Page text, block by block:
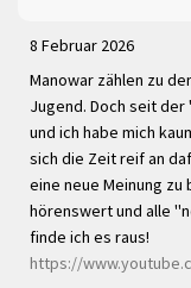
8 Februar 2026
Manowar zählen zu
Jugend. Doch seit
und ich habe mich
sich die Zeit reif an
eine neue Meinung zu
hörenswert und alle
finde ich es raus!
https://